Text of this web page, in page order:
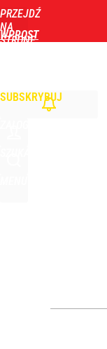
PRZEJDŹ
NA
STRONĘ
WPROST
SUBSKRYBUJ